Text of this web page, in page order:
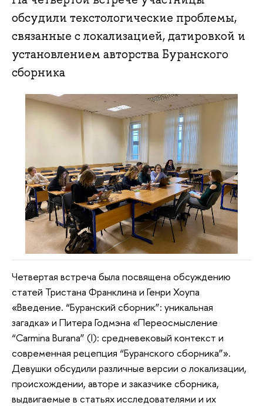
обсудили текстологические проблемы,
связанные с локализацией, датировкой и
установлением авторства Буранского
сборника
Четвертая встреча была посвящена обсуждению
статей Тристана Франклина и Генри Хоупа
«Введение. “Буранский сборник”: уникальная
загадка» и Питера Годмэна «Переосмысление
“Carmina Burana” (I): средневековый контекст и
современная рецепция “Буранского сборника”».
Девушки обсудили различные версии о локализации,
происхождении, авторе и заказчике сборника,
выдвигаемые в статьях исследователями и их